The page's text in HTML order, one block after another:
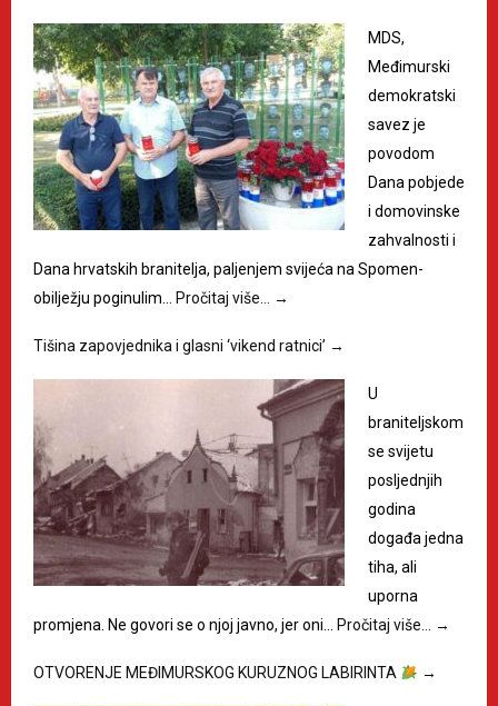
MDS,
Međimurski
demokratski
savez je
povodom
Dana pobjede
i domovinske
zahvalnosti i
Dana hrvatskih branitelja, paljenjem svijeća na Spomen-
obilježju poginulim… Pročitaj više… →
Tišina zapovjednika i glasni ‘vikend ratnici’ →
U
braniteljskom
se svijetu
posljednjih
godina
događa jedna
tiha, ali
uporna
promjena. Ne govori se o njoj javno, jer oni… Pročitaj više… →
OTVORENJE MEĐIMURSKOG KURUZNOG LABIRINTA →